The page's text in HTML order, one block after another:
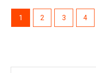
1 2 3 4